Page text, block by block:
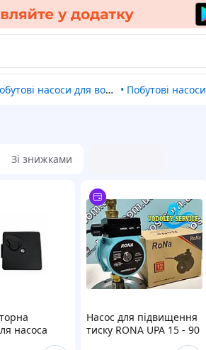
Побутові насоси для водопостачання, водовідведення • Побутові насоси
Зі знижками
насоса
15-90 160
Насос для підвищення
тиску RONA UPA 15 - 90